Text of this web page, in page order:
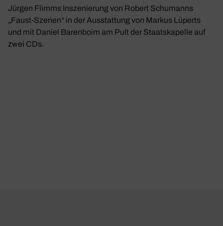
Jürgen Flimms Inszenierung von Robert Schumanns
„Faust-Szenen“ in der Ausstattung von Markus Lüperts
und mit Daniel Barenboim am Pult der Staatskapelle auf
zwei CDs.